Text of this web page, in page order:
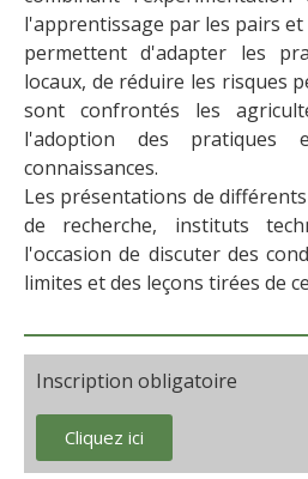
l'apprentissage par les pairs
permettent d'adapter les
locaux, de réduire les risques
sont confrontés les
l'adoption des
connaissances.
Les présentations de
de recherche, instituts
l'occasion de discuter des
limites et des leçons tirées de
Inscription obligatoire
Cliquez ici